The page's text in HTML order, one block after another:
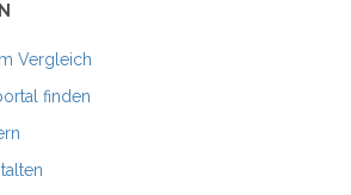
Vergleich
finden